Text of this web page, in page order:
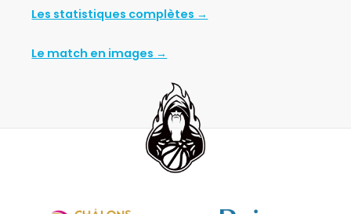
Les statistiques complètes →
Le match en images →